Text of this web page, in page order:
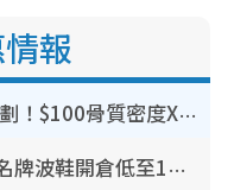
報
港大推賽馬會強化骨骼計劃！$100骨質密度X光檢查 完成免費運動訓練送超市禮券！附參加資格
開倉優惠 | 尖沙咀海港城名牌波鞋開倉低至1折！On鞋$899起／Joy&Peace鞋履$98起